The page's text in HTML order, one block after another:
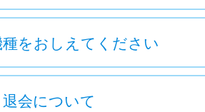
をおしえてください
会について